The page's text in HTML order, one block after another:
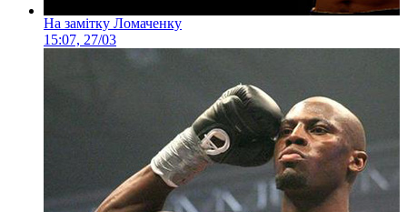
На замітку Ломаченку
15:07, 27/03